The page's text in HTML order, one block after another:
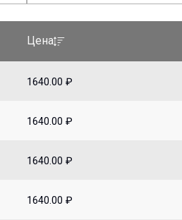
Цена
1640.00 ₽
1640.00 ₽
1640.00 ₽
1640.00 ₽